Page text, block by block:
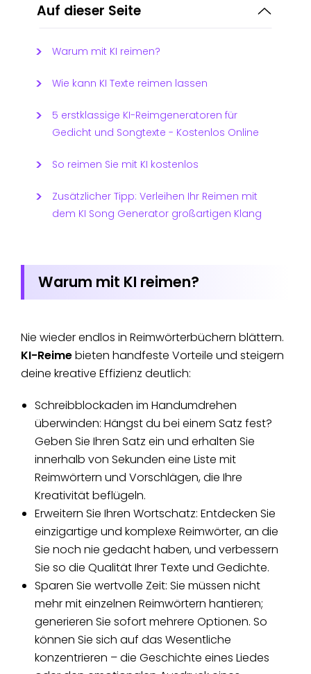
Auf dieser Seite
Warum mit KI reimen?
Wie kann KI Texte reimen lassen
5 erstklassige KI-Reimgeneratoren für
Gedicht und Songtexte - Kostenlos Online
So reimen Sie mit KI kostenlos
Zusätzlicher Tipp: Verleihen Ihr Reimen mit
dem KI Song Generator großartigen Klang
Warum mit KI reimen?
Nie wieder endlos in Reimwörterbüchern blättern.
KI-Reimebieten handfeste Vorteile und steigern
deine kreative Effizienz deutlich:
Schreibblockaden im Handumdrehen
überwinden: Hängst du bei einem Satz fest?
Geben Sie Ihren Satz ein und erhalten Sie
innerhalb von Sekunden eine Liste mit
Reimwörtern und Vorschlägen, die Ihre
Kreativität beflügeln.
Erweitern Sie Ihren Wortschatz: Entdecken Sie
einzigartige und komplexe Reimwörter, an die
Sie noch nie gedacht haben, und verbessern
Sie so die Qualität Ihrer Texte und Gedichte.
Sparen Sie wertvolle Zeit: Sie müssen nicht
mehr mit einzelnen Reimwörtern hantieren;
generieren Sie sofort mehrere Optionen. So
können Sie sich auf das Wesentliche
konzentrieren – die Geschichte eines Liedes